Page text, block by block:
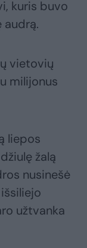
kuris buvo
vietovių
milijonus
liepos
žalą
nusinešė
užtvanka